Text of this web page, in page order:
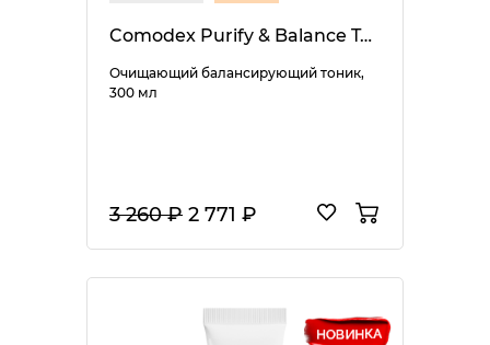
Comodex Purify & Balance Toner
Очищающий балансирующий тоник,
300 мл
3 260 ₽ 2 771 ₽